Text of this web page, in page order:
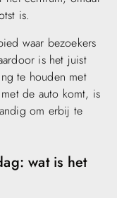
is.
waar bezoekers
is het juist
te houden met
de auto komt, is
om erbij te
wat is het